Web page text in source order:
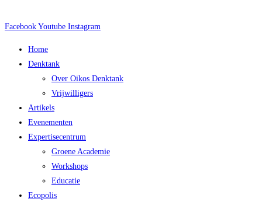
Facebook Youtube Instagram
Main
Menu
Home
Denktank
Over Oikos Denktank
Vrijwilligers
Artikels
Evenementen
Expertisecentrum
Groene Academie
Workshops
Educatie
Ecopolis